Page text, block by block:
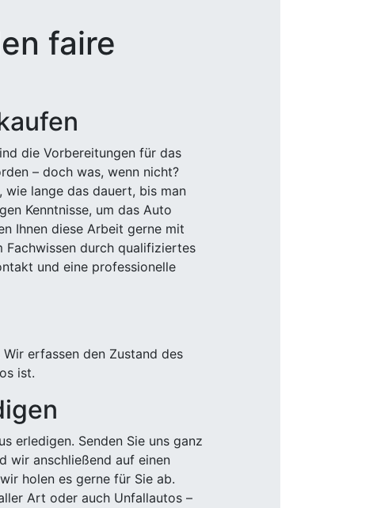
faire
die Vorbereitungen für das
– doch was, wenn nicht?
lange das dauert, bis man
Kenntnisse, um das Auto
Ihnen diese Arbeit gerne mit
Fachwissen durch qualifiziertes
und eine professionelle
erfassen den Zustand des
ist.
erledigen. Senden Sie uns ganz
wir anschließend auf einen
holen es gerne für Sie ab.
Art oder auch Unfallautos –